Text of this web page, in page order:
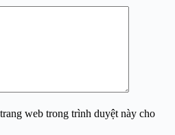
web trong trình duyệt này cho